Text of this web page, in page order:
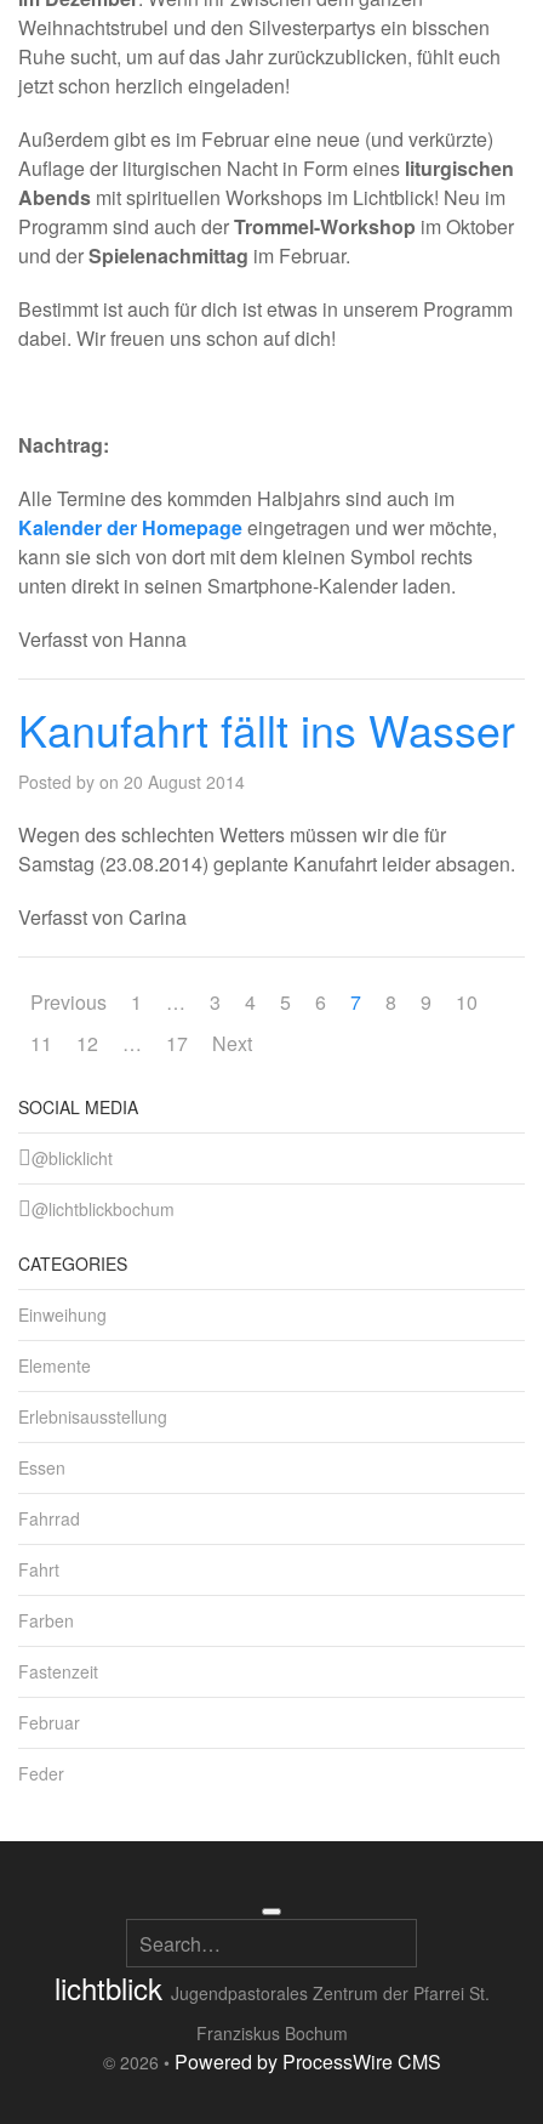
Weihnachtstrubel und den Silvesterpartys ein bisschen
Ruhe sucht, um auf das Jahr zurückzublicken, fühlt euch
jetzt schon herzlich eingeladen!
Außerdem gibt es im Februar eine neue (und verkürzte)
Auflage der liturgischen Nacht in Form eines liturgischen
Abends mit spirituellen Workshops im Lichtblick! Neu im
Programm sind auch derTrommel-Workshop im Oktober
und derSpielenachmittag im Februar.
Bestimmt ist auch für dich ist etwas in unserem Programm
dabei. Wir freuen uns schon auf dich!
Nachtrag:
Alle Termine des kommden Halbjahrs sind auch im
Kalender der Homepageeingetragen und wer möchte,
kann sie sich von dort mit dem kleinen Symbol rechts
unten direkt in seinen Smartphone-Kalender laden.
Verfasst von Hanna
Kanufahrt fällt ins Wasser
Posted by on 20 August 2014
Wegen des schlechten Wetters müssen wir die für
Samstag (23.08.2014) geplante Kanufahrt leider absagen.
Verfasst von Carina
Previous 1 … 3 4 5 6 7 8 9
10
11
12 … 17 Next
SOCIAL MEDIA
@blicklicht
@lichtblickbochum
CATEGORIES
Einweihung
Elemente
Erlebnisausstellung
Essen
Fahrrad
Fahrt
Farben
Fastenzeit
Februar
Feder
lichtblick Jugendpastorales Zentrum der Pfarrei St.
Franziskus Bochum
© 2026 • Powered by ProcessWire CMS